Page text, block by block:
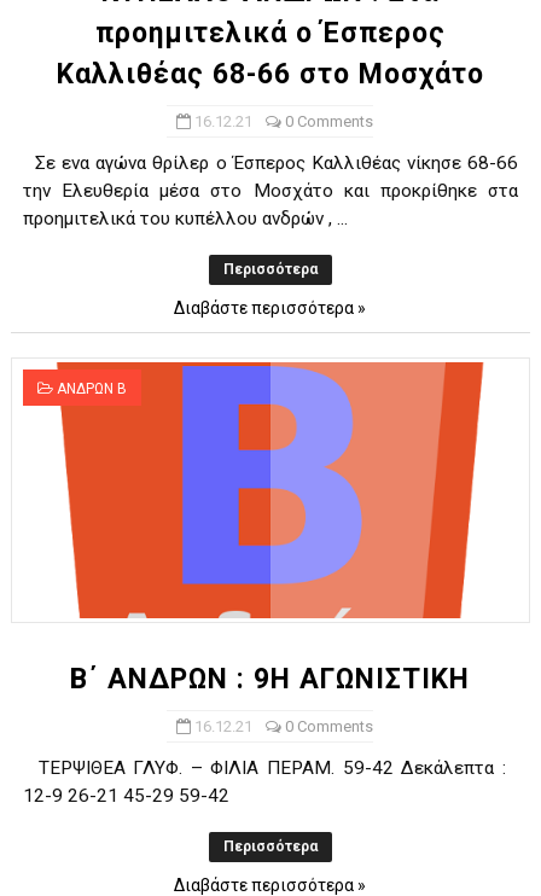
προημιτελικά ο Έσπερος
Καλλιθέας 68-66 στο Μοσχάτο
16.12.21 0 Comments
Σε ενα αγώνα θρίλερ ο Έσπερος Καλλιθέας νίκησε 68-66
την Ελευθερία μέσα στο Μοσχάτο και προκρίθηκε στα
προημιτελικά του κυπέλλου ανδρών , ...
Περισσότερα
Διαβάστε περισσότερα »
ΑΝΔΡΩΝ Β
Β΄ ΑΝΔΡΩΝ : 9Η ΑΓΩΝΙΣΤΙΚΗ
16.12.21 0 Comments
ΤΕΡΨΙΘΕΑ ΓΛΥΦ. – ΦΙΛΙΑ ΠΕΡΑΜ. 59-42 Δεκάλεπτα :
12-9 26-21 45-29 59-42
Περισσότερα
Διαβάστε περισσότερα »